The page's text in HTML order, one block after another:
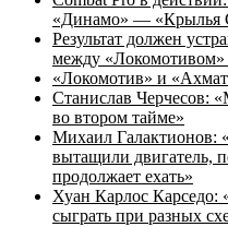
«Динамо» — «Крылья
Результат должен
между
«Локомотив» и
Станислав Черчесов:
во втором тайме»
Михаил Галактионов:
вытащили двигатель,
продолжает ехать»
Хуан Карлос
сыграть при разных